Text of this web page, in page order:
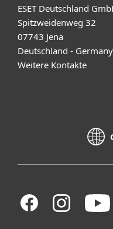
ESET Deutschland
Spitzweidenweg 32
07743 Jena
Deutschland - Germany
Weitere Kontakte